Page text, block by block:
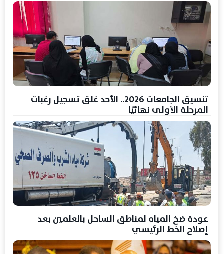
تنسيق الجامعات 2026.. الأحد غلق تسجيل رغبات
المرحلة الأولى نهائيًا
عودة ضخ المياه لمناطق الساحل بالعلمين بعد
إصلاح الخط الرئيسي